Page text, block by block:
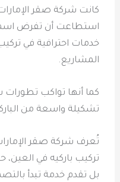
كانت شركة صقر
استطاعت أن تفرض
خدمات احترافية في
المشاريع.
كما أنها تواكب تطورات
تشكيلة واسعة من
تُعرف شركة صقر
تركيب باركيه في العين،
بل تقدم خدمة تبدأ